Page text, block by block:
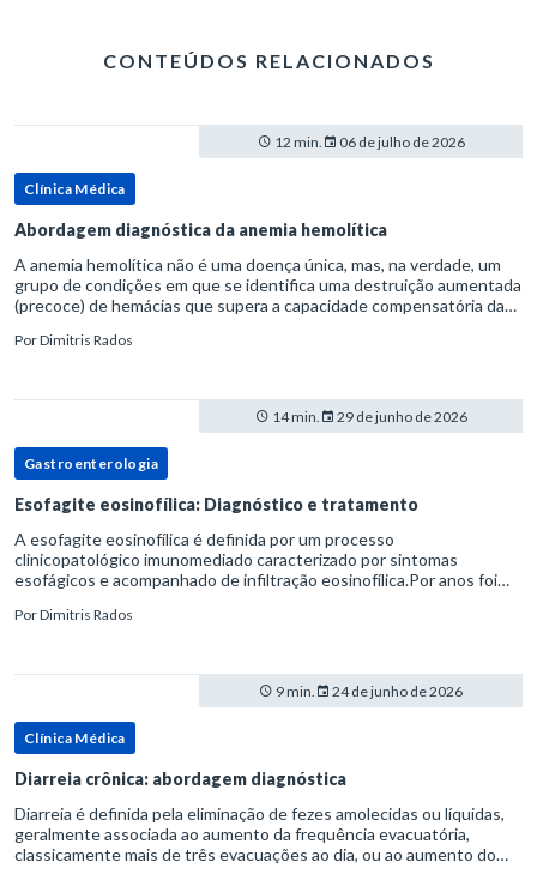
CONTEÚDOS RELACIONADOS
12 min. 06 de julho de 2026
Clínica Médica
Abordagem diagnóstica da anemia hemolítica
A anemia hemolítica não é uma doença única, mas, na verdade, um
grupo de condições em que se identifica uma destruição aumentada
(precoce) de hemácias que supera a capacidade compensatória da
PorDimitris Rados
14 min. 29 de junho de 2026
Gastroenterologia
Esofagite eosinofílica: Diagnóstico e tratamento
A esofagite eosinofílica é definida por um processo
clinicopatológico imunomediado caracterizado por sintomas
esofágicos e acompanhado de infiltração eosinofílica.Por anos foi
refluxo gastr
PorDimitris Rados
9 min. 24 de junho de 2026
Clínica Médica
Diarreia crônica: abordagem diagnóstica
Diarreia é definida pela eliminação de fezes amolecidas ou líquidas,
geralmente associada ao aumento da frequência evacuatória,
classicamente mais de três evacuações ao dia, ou ao aumento do